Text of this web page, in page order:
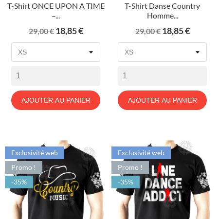
T-Shirt ONCE UPON A TIME
–...
Prix
de
29,00 € Prix
18,85 €
AJOUTER AU PANIER
T-Shirt Danse Country
Homme...
Prix
de
29,00 € Prix
18,85 €
AJOUTER AU PANIER
Exclusivité web
Promo !
-35%
Exclusivité web
Promo !
-35%